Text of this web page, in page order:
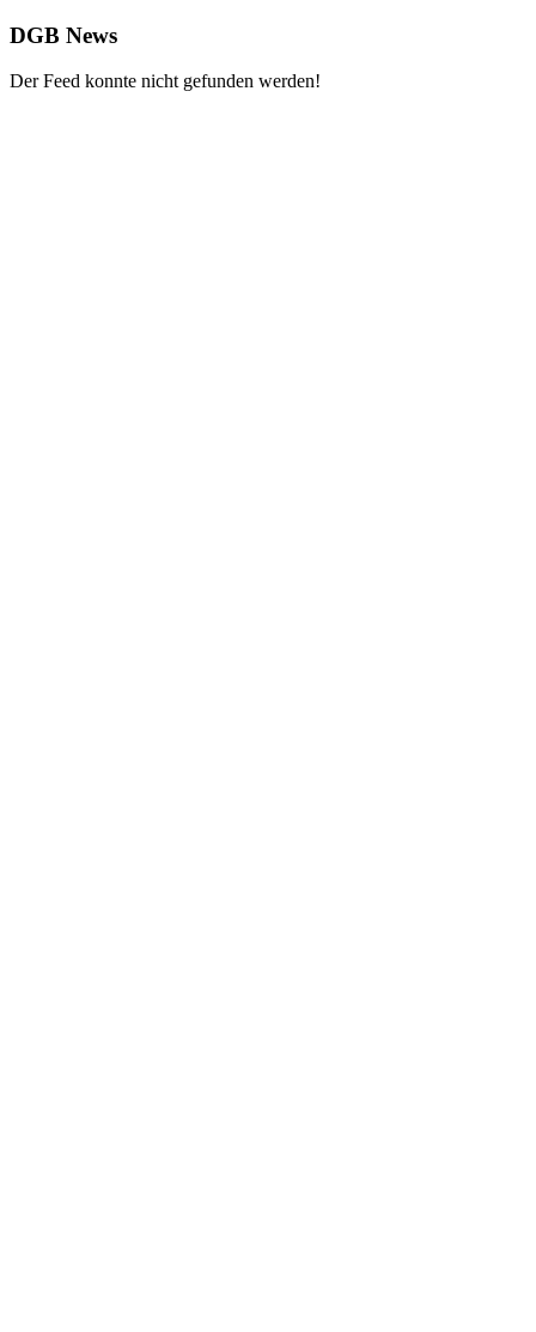
DGB News
Der Feed konnte nicht gefunden werden!